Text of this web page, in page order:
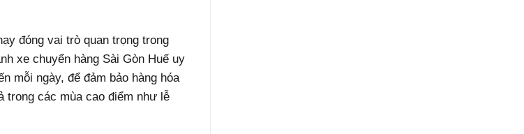
đóng vai trò quan trọng trong
xe chuyển hàng Sài Gòn Huế uy
mỗi ngày, để đảm bảo hàng hóa
trong các mùa cao điểm như lễ